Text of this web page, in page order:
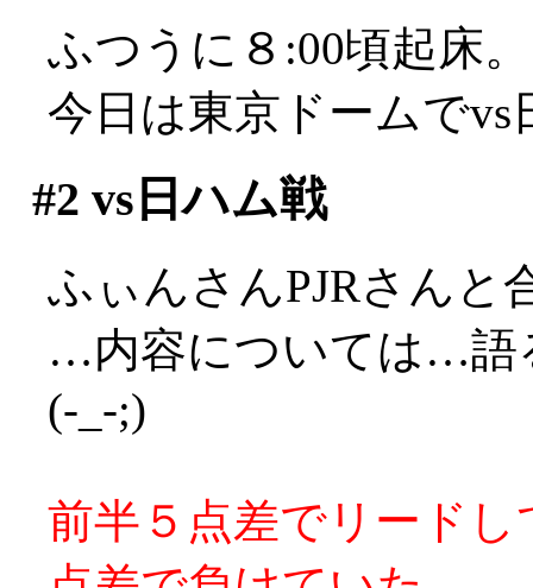
ふつうに８:00頃起床。
今日は東京ドームで
#2 vs日ハム戦
ふぃんさんPJRさんと
…内容については…語
(-_-;)
前半５点差でリード